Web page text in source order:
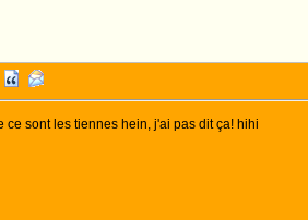
sont les tiennes hein, j'ai pas dit ça! hihi